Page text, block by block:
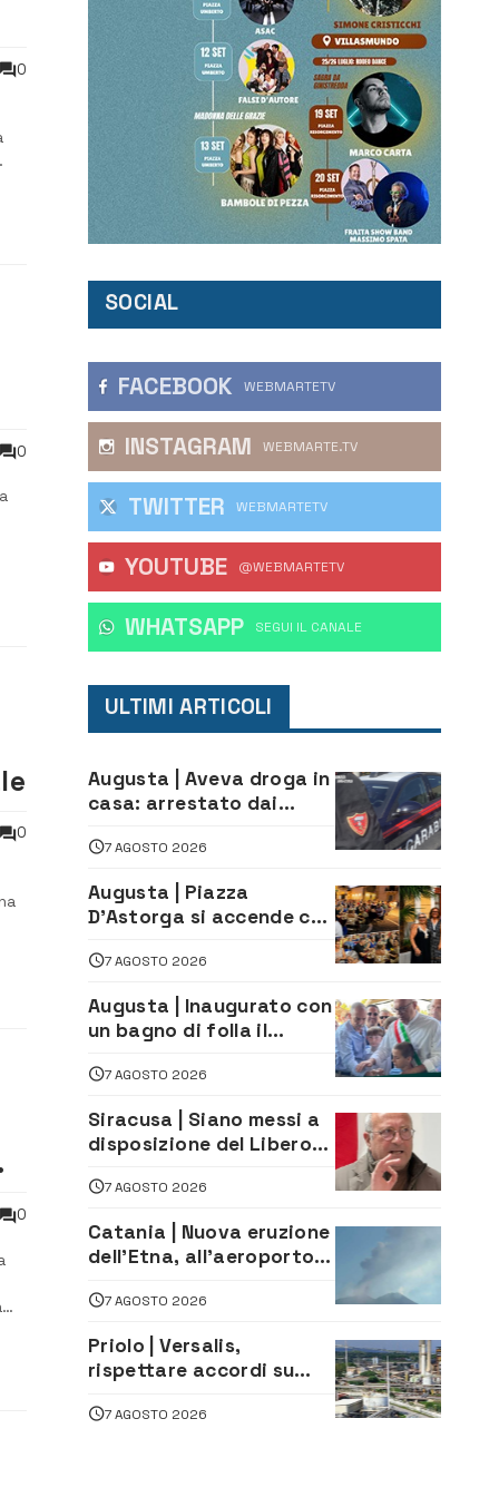
0
0
0
0
SOCIAL
FACEBOOK WEBMARTETV
INSTAGRAM WEBMARTE.TV
TWITTER WEBMARTETV
YOUTUBE @WEBMARTETV
WHATSAPP ‎SEGUI IL CANALE
ULTIMI ARTICOLI
Augusta | Aveva droga in
casa: arrestato dai
7 AGOSTO 2026
Augusta | Piazza
D’Astorga si accende con
Burraco “Sotto le Stelle”
7 AGOSTO 2026
Augusta | Inaugurato con
un bagno di folla il
Moro
7 AGOSTO 2026
Siracusa | Siano messi a
disposizione del Libero
relativi alla
privatizzazione della Sac
7 AGOSTO 2026
Catania | Nuova eruzione
dell’Etna, all’aeroporto
dirottati
7 AGOSTO 2026
Priolo | Versalis,
rispettare accordi su
lavoro. Il sindaco scrive
7 AGOSTO 2026